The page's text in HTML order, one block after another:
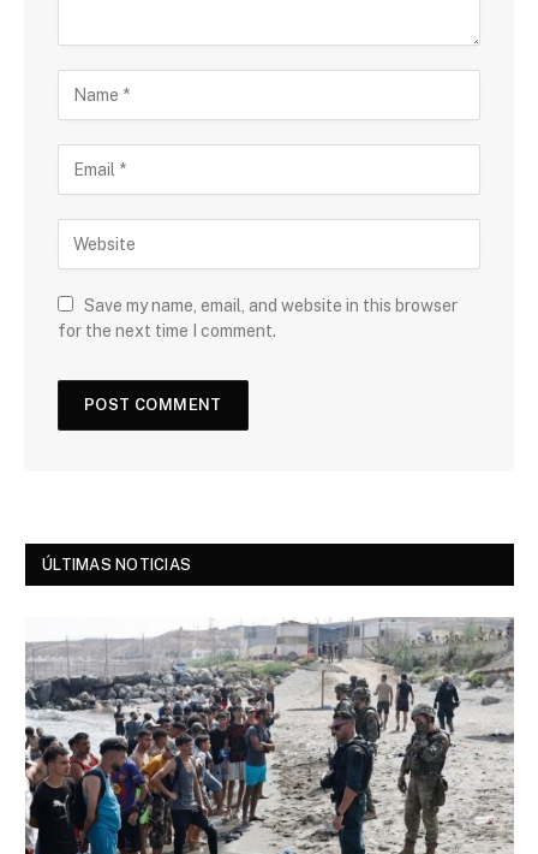
Save my name, email, and website in this browser
for the next time I comment.
ÚLTIMAS NOTICIAS